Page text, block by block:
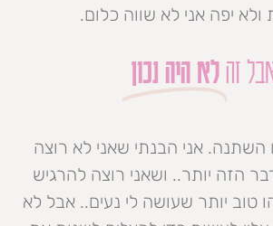
יפה אני לא שווה כלום.
זה לא היה נכון
השתנה. אני הבנתי שאני לא רוצה
הזה יותר.. ושאני רוצה להרגיש
יותר שעושה לי נעים.. אבל לא